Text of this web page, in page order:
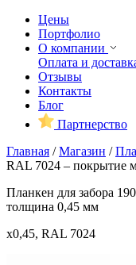
Цены
Портфолио
О компании
Оплата и
Отзывы
Контакты
Блог
Партнерство
Главная /Магазин /
RAL 7024 – покрытие
Планкен для забора
толщина 0,45 мм
x0,45, RAL 7024